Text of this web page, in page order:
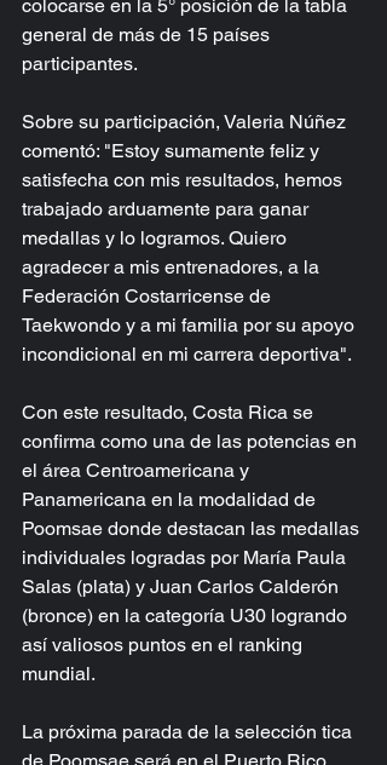
colocarse en la 5° posición de la tabla
general de más de 15 países
participantes.
Sobre su participación, Valeria Núñez
comentó: "Estoy sumamente feliz y
satisfecha con mis resultados, hemos
trabajado arduamente para ganar
medallas y lo logramos. Quiero
agradecer a mis entrenadores, a la
Federación Costarricense de
Taekwondo y a mi familia por su apoyo
incondicional en mi carrera deportiva".
Con este resultado, Costa Rica se
confirma como una de las potencias en
el área Centroamericana y
Panamericana en la modalidad de
Poomsae donde destacan las medallas
individuales logradas por María Paula
Salas (plata) y Juan Carlos Calderón
(bronce) en la categoría U30 logrando
así valiosos puntos en el ranking
mundial.
La próxima parada de la selección tica